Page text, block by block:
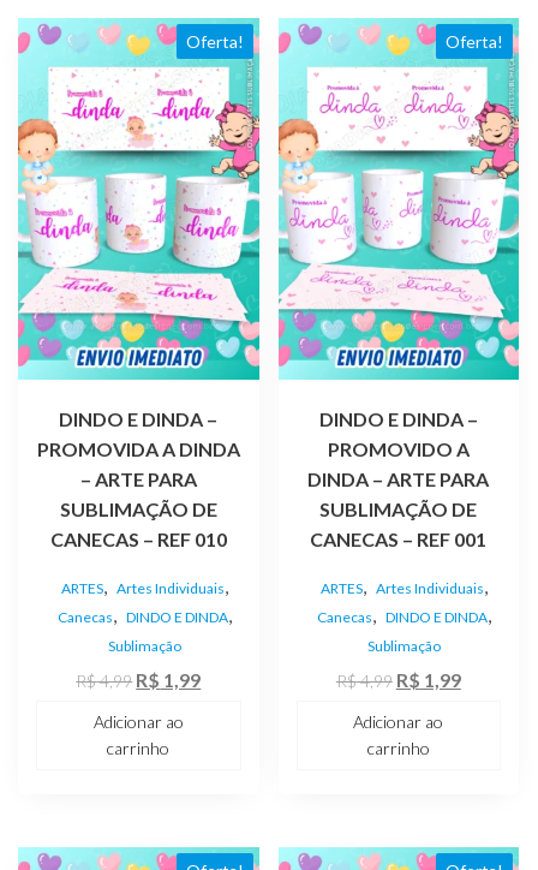
Oferta!
DINDO E DINDA –
PROMOVIDA A DINDA
– ARTE PARA
SUBLIMAÇÃO DE
CANECAS – REF 010
ARTES, Artes Individuais
Canecas DINDO E DINDA
Sublimação
R$4,99 O
original
R$ 1,99O
Adicionar ao
carrinho
Oferta!
DINDO E DINDA –
PROMOVIDO A
DINDA – ARTE PARA
SUBLIMAÇÃO DE
CANECAS – REF 001
ARTES Artes Individuais
Canecas DINDO E DINDA
Sublimação
R$4,99 O
original
R$ 1,99O
Adicionar ao
carrinho